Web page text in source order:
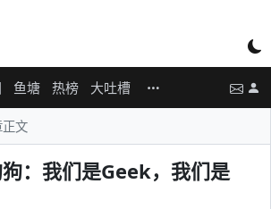
鱼塘 热榜 大吐槽
文
：我们是Geek，我们是